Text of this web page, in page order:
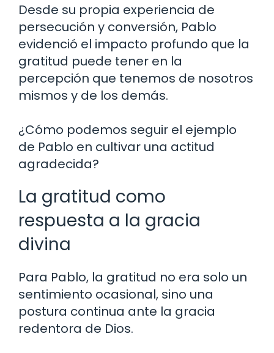
Desde su propia experiencia de
persecución y conversión, Pablo
evidenció el impacto profundo que la
gratitud puede tener en la
percepción que tenemos de nosotros
mismos y de los demás.
¿Cómo podemos seguir el ejemplo
de Pablo en cultivar una actitud
agradecida?
La gratitud como
respuesta a la gracia
divina
Para Pablo, la gratitud no era solo un
sentimiento ocasional, sino una
postura continua ante la gracia
redentora de Dios.